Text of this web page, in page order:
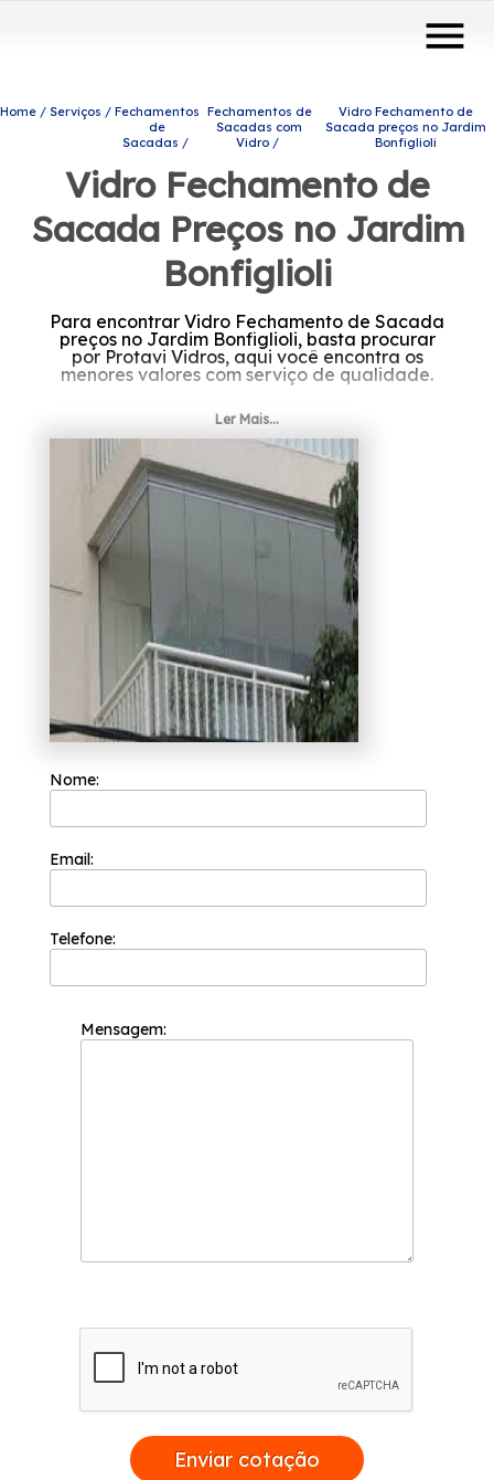
menu
Home Serviços
Fechamentos
de
Sacadas
Fechamentos de
Sacadas com
Vidro
Vidro Fechamento de
Sacada preços no Jardim
Bonfiglioli
Vidro Fechamento de
Sacada Preços no Jardim
Bonfiglioli
Para encontrar Vidro Fechamento de Sacada
preços no Jardim Bonfiglioli, basta procurar
por Protavi Vidros, aqui você encontra os
menores valores com serviço de qualidade.
Se está precisando de Vidro Fechamento de
Sacada preços no Jardim Bonfiglioli, A
solução que você busca ao se interessar por
engenharia de vidros para o seu caso, pode
ser encontrada através da empresa Protavi
Vidros. Nossos profissionais estão prontos
para atendê-lo adequadamente, entre em
Ler Mais...
Nome:
Email:
Telefone:
Mensagem:
Enviar cotação